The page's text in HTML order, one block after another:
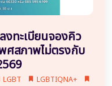
งทะเบียนจองคิว
ศสภาพไม่ตรงกับ
LGBT
LGBTIQNA+